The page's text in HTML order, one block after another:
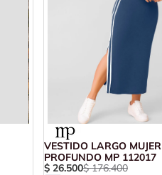
VESTIDO LARGO
PROFUNDO MP 112017
$ 26.500$ 176.400